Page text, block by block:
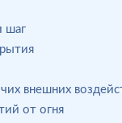
шаг
внешних
от огня